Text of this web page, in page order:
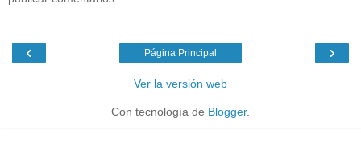
‹ ›
Página Principal
Ver la versión web
Con tecnología de Blogger.